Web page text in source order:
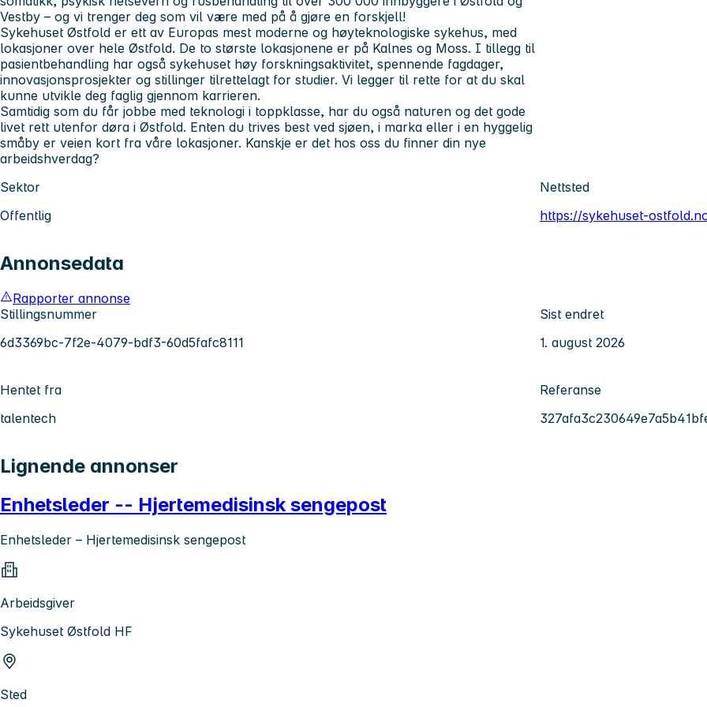
Vestby – og vi trenger deg som vil være med på å gjøre en forskjell!
Sykehuset Østfold er ett av Europas mest moderne og høyteknologiske sykehus, med
lokasjoner over hele Østfold. De to største lokasjonene er på Kalnes og Moss. I tillegg til
pasientbehandling har også sykehuset høy forskningsaktivitet, spennende fagdager,
innovasjonsprosjekter og stillinger tilrettelagt for studier. Vi legger til rette for at du skal
kunne utvikle deg faglig gjennom karrieren.
Samtidig som du får jobbe med teknologi i toppklasse, har du også naturen og det gode
livet rett utenfor døra i Østfold. Enten du trives best ved sjøen, i marka eller i en hyggelig
småby er veien kort fra våre lokasjoner. Kanskje er det hos oss du finner din nye
arbeidshverdag?
Sektor
Offentlig
Nettsted
https://sykehuset-
Annonsedata
Rapporter annonse
Stillingsnummer
6d3369bc-7f2e-4079-bdf3-60d5fafc8111
Sist endret
1. august 2026
Hentet fra
talentech
Referanse
Lignende annonser
Enhetsleder -- Hjertemedisinsk sengepost
Enhetsleder – Hjertemedisinsk sengepost
Arbeidsgiver
Sykehuset Østfold HF
Sted